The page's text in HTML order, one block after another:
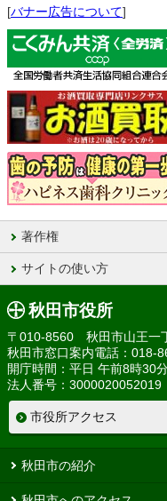
[バナー広告について]
著作権
サイトの使い方
秋田市役所
〒010-8560 秋田市山王一
秋田市窓口案内電話：
開庁時間：平日 午前8時30
法人番号：3000020052019
市役所アクセス
秋田市の紹介